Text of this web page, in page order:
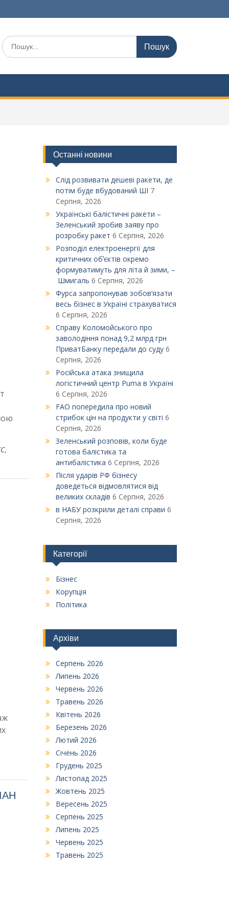
Шукати:
,
Останні новини
Слід розвивати дешеві ракети, де
потім буде вбудований ШІ 7
Серпня, 2026
Українські балістичні ракети –
Зеленський зробив заяву про
розробку ракет 6 Серпня, 2026
Розподіл електроенергії для
критичних обʼєктів окремо
формуватимуть для літа й зими, –
Шмигаль 6 Серпня, 2026
Фурса запропонував зобов’язати
весь бізнес в Україні страхуватися
6 Серпня, 2026
Справу Коломойського про
заволодіння понад 9,2 млрд грн
ПриватБанку передали до суду 6
Серпня, 2026
Російська атака знищила
логістичний центр Puma в Україні
6 Серпня, 2026
FAO попередила про новий
стрибок цін на продукти у світі 6
Серпня, 2026
Зеленський розповів, коли буде
готова балістика та
антибалістика 6 Серпня, 2026
Після ударів РФ бізнесу
доведеться відмовлятися від
великих складів 6 Серпня, 2026
в НАБУ розкрили деталі справи 6
Серпня, 2026
Категорії
Бізнес
Корупція
Політика
Архіви
Серпень 2026
Липень 2026
Червень 2026
Травень 2026
Квітень 2026
Березень 2026
Лютий 2026
Січень 2026
Грудень 2025
Листопад 2025
Жовтень 2025
Вересень 2025
Серпень 2025
Липень 2025
Червень 2025
Травень 2025